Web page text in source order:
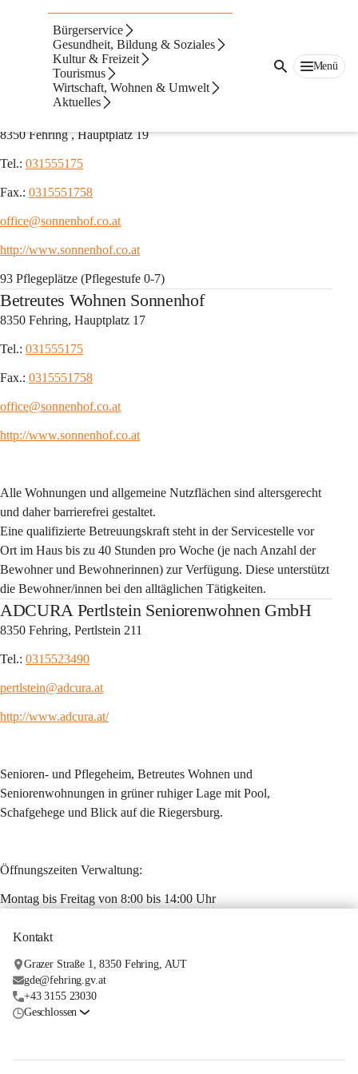
Bürgerservice
Gesundheit, Bildung & Soziales
Kultur & Freizeit
Tourismus
Wirtschaft, Wohnen & Umwelt
Aktuelles
Menü
Pflegeeinrichtungen
Sonnenhof Seniorenwohn- & Pflegeheim
Sonnenhof Fehring
8350 Fehring , Hauptplatz 19
Tel.: 031555175
Fax.: 0315551758
office@sonnenhof.co.at
http://www.sonnenhof.co.at
93 Pflegeplätze (Pflegestufe 0-7)
Betreutes Wohnen Sonnenhof
8350 Fehring, Hauptplatz 17
Tel.: 031555175
Fax.: 0315551758
office@sonnenhof.co.at
http://www.sonnenhof.co.at
Alle Wohnungen und allgemeine Nutzflächen sind altersgerecht
und daher barrierefrei gestaltet.
Eine qualifizierte Betreuungskraft steht in der Servicestelle vor
Ort im Haus bis zu 40 Stunden pro Woche (je nach Anzahl der
Bewohner und Bewohnerinnen) zur Verfügung. Diese unterstützt
die Bewohner/innen bei den alltäglichen Tätigkeiten.
ADCURA Pertlstein Seniorenwohnen GmbH
8350 Fehring, Pertlstein 211
Tel.: 0315523490
pertlstein@adcura.at
http://www.adcura.at/
Senioren- und Pflegeheim, Betreutes Wohnen und
Seniorenwohnungen in grüner ruhiger Lage mit Pool,
Schafgehege und Blick auf die Riegersburg.
Öffnungszeiten Verwaltung:
Montag bis Freitag von 8:00 bis 14:00 Uhr
Kontakt
Grazer Straße 1, 8350 Fehring, AUT
gde@fehring.gv.at
+43 3155 23030
Geschlossen